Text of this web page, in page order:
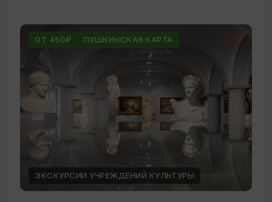
ОТ 450₽ ПУШКИНСКАЯ КАРТА
ЭКСКУРСИИ УЧРЕЖДЕНИЙ КУЛЬТУРЫ